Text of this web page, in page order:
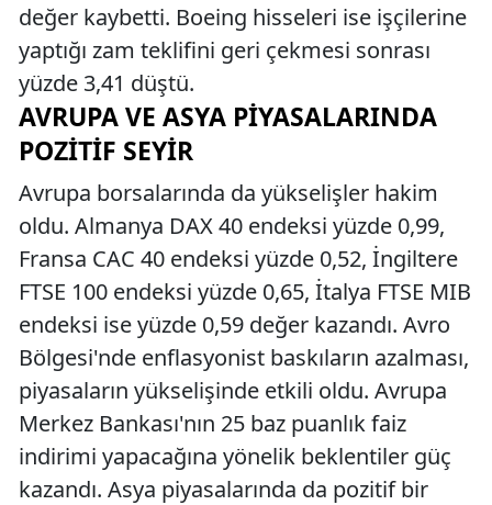
değer kaybetti. Boeing hisseleri ise işçilerine
yaptığı zam teklifini geri çekmesi sonrası
yüzde 3,41 düştü.
AVRUPA VE ASYA PIYASALARINDA
POZITIF SEYIR
Avrupa borsalarında da yükselişler hakim
oldu. Almanya DAX 40 endeksi yüzde 0,99,
Fransa CAC 40 endeksi yüzde 0,52, İngiltere
FTSE 100 endeksi yüzde 0,65, İtalya FTSE MIB
endeksi ise yüzde 0,59 değer kazandı. Avro
Bölgesi'nde enflasyonist baskıların azalması,
piyasaların yükselişinde etkili oldu. Avrupa
Merkez Bankası'nın 25 baz puanlık faiz
indirimi yapacağına yönelik beklentiler güç
kazandı. Asya piyasalarında da pozitif bir